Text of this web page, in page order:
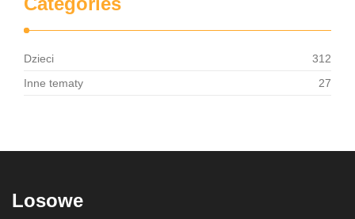
Dzieci
312
Inne tematy
27
Losowe